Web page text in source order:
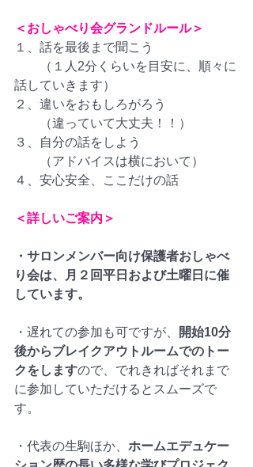
＜おしゃべり会グランドルール＞
１、話を最後まで聞こう
（１人2分くらいを目安に、順々に
話していきます）
２、違いをおもしろがろう
（違っていて大丈夫！！）
３、自分の話をしよう
（アドバイスは横において）
４、安心安全、ここだけの話
＜詳しいご案内＞
・サロンメンバー向け保護者おしゃべ
り会は、月２回平日および土曜日に催
しています。
・遅れての参加も可ですが、
開始10分
後からブレイクアウトルームでのトー
クをしますので、でれきればそれまで
に参加していただけるとスムーズで
す。
・代表の生駒ほか、 ホームエデュケー